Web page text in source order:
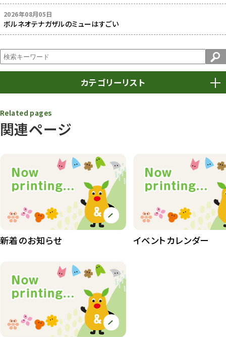
2026年08月05日
ボルネオテナガザルのミューはすごい
カテゴリーリスト
動物園
動物園その他 117
植物園 510
植物たち 407
植物園長の庭
桜情報
紅葉情報
ズーボ
関連ページ
Related pages
新着のお知らせ イベントカレンダー